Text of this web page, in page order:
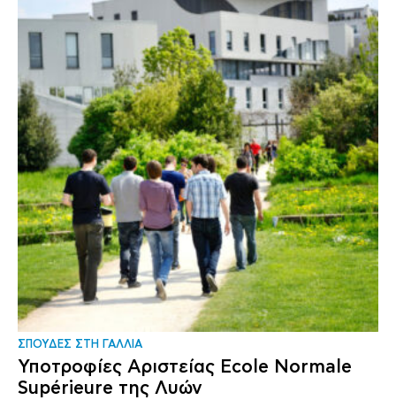
ΣΠΟΥΔΕΣ ΣΤΗ ΓΑΛΛΙΑ
Υποτροφίες Αριστείας Ecole Normale
Supérieure της Λυών